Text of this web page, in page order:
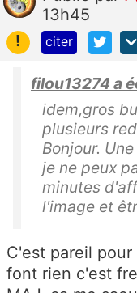
13h45
!
citer
filou13274 a
idem,gros
plusieurs
Bonjour.
je ne peux
minutes
l'image et
C'est pareil
font rien c'est